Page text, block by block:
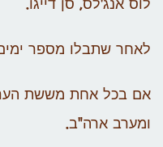
לוס אנג'לס, סן דייגו.
לאחר שתבלו מספר ימים
ומערב ארה"ב.